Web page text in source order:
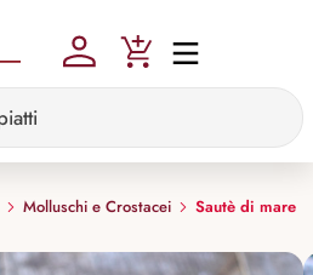
Molluschi e Crostacei Sautè di mare